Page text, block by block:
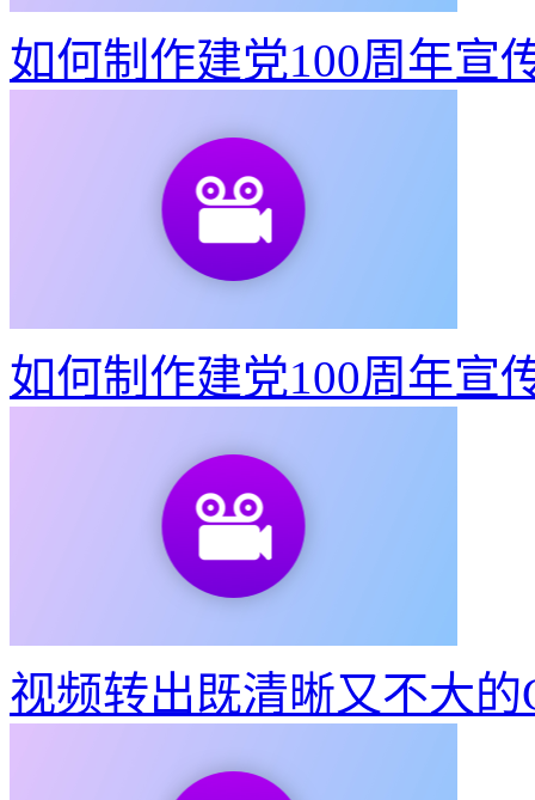
如何制作建党100周年宣
如何制作建党100周年宣